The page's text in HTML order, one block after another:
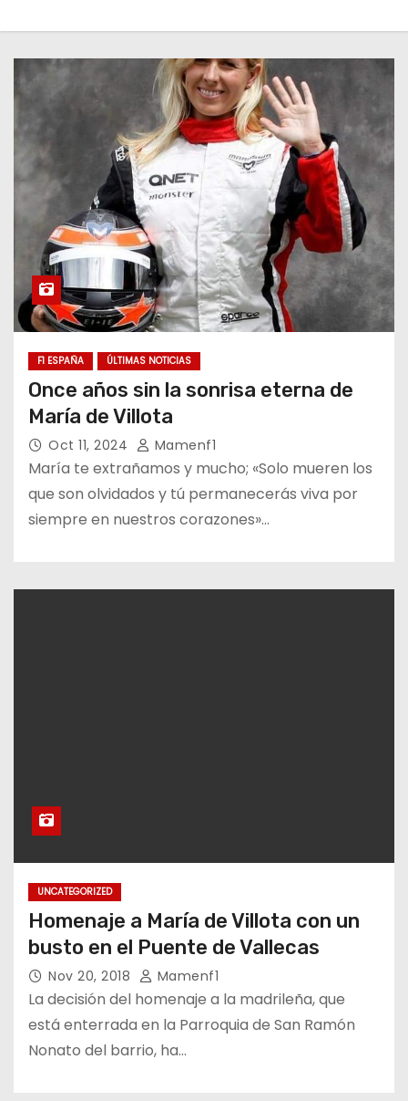
F1 ESPAÑA ÚLTIMAS NOTICIAS
Once años sin la sonrisa eterna de
María de Villota
Oct 11, 2024 Mamenf1
María te extrañamos y mucho; «Solo mueren los
que son olvidados y tú permanecerás viva por
siempre en nuestros corazones»…
UNCATEGORIZED
Homenaje a María de Villota con un
busto en el Puente de Vallecas
Nov 20, 2018 Mamenf1
La decisión del homenaje a la madrileña, que
está enterrada en la Parroquia de San Ramón
Nonato del barrio, ha…